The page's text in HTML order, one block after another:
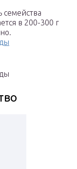
в 200-300 г